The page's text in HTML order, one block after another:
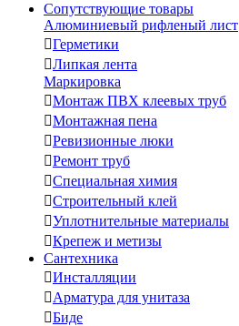
Сопутствующие товары
Алюминиевый рифленый лист
Герметики
Липкая лента
Маркировка
Монтаж ПВХ клеевых труб
Монтажная пена
Ревизионные люки
Ремонт труб
Специальная химия
Строительный клей
Уплотнительные материалы
Крепеж и метизы
Сантехника
Инсталляции
Арматура для унитаза
Биде